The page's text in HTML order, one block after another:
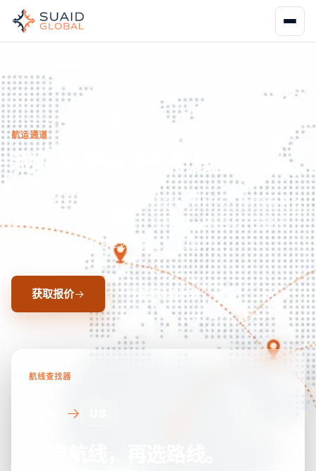
航运通道
我们每周运营的航线。
每个通道页面都提供港口组合运输时效、参考成本区
间以及货主实际预订的子航线——承运人中立比较，
全包报价。选择航线，看它如何运作。
获取报价 查询运输时效
航线查找器